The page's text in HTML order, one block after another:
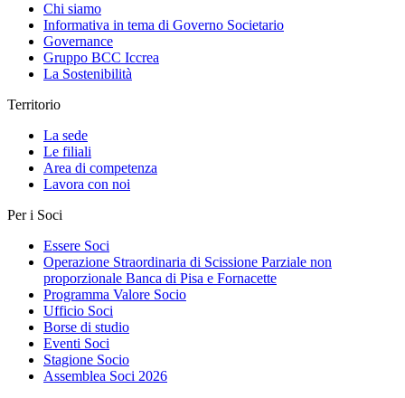
Chi siamo
Informativa in tema di Governo Societario
Governance
Gruppo BCC Iccrea
La Sostenibilità
Territorio
La sede
Le filiali
Area di competenza
Lavora con noi
Per i Soci
Essere Soci
Operazione Straordinaria di Scissione Parziale non
proporzionale Banca di Pisa e Fornacette
Programma Valore Socio
Ufficio Soci
Borse di studio
Eventi Soci
Stagione Socio
Assemblea Soci 2026